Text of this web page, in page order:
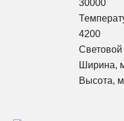
30000
4200
Ширина,
Высота,